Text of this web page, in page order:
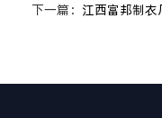
下一篇： 江西富邦制